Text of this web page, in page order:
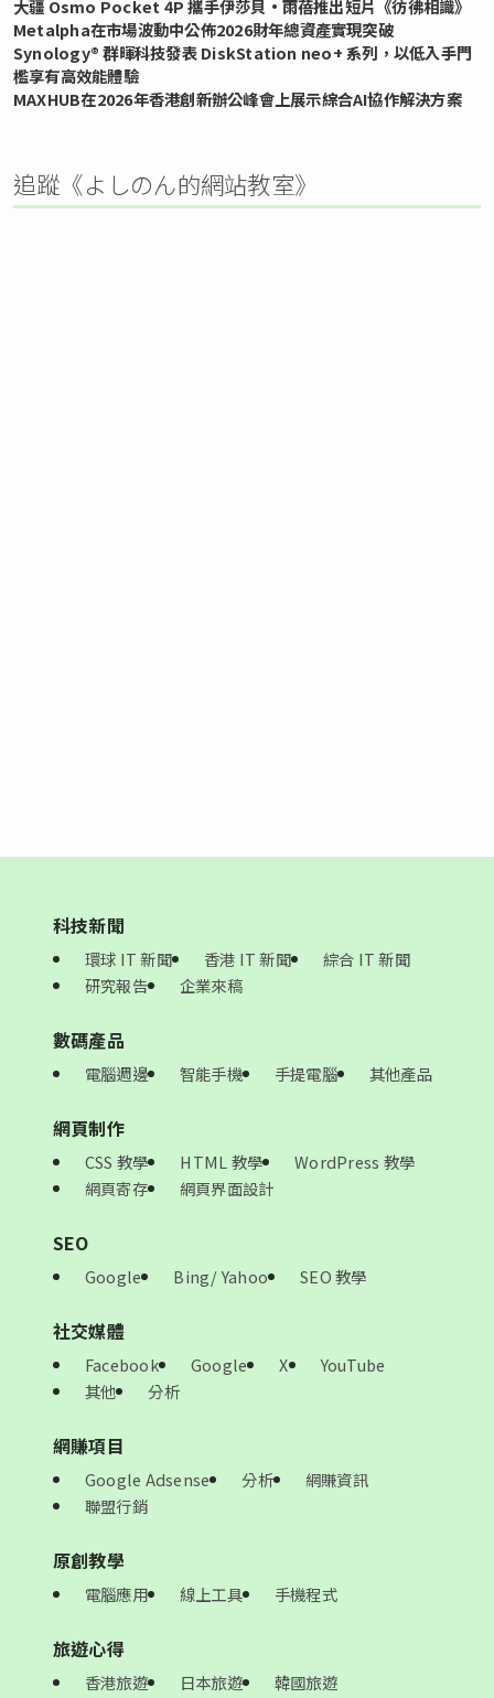
大疆 Osmo Pocket 4P 攜手伊莎貝•雨蓓推出短片《彷彿相識》
Metalpha在市場波動中公佈2026財年總資產實現突破
Synology® 群暉科技發表 DiskStation neo+ 系列，以低入手門
檻享有高效能體驗
MAXHUB在2026年香港創新辦公峰會上展示綜合AI協作解決方案
追蹤《よしのん的網站教室》
科技新聞
環球 IT 新聞 香港 IT 新聞
綜合 IT 新聞
研究報告
企業來稿
數碼產品
電腦週邊 智能手機 手提電腦 其他產品
網頁制作
CSS 教學 HTML 教學
WordPress 教學
網頁寄存
網頁界面設計
SEO
Google Bing/ Yahoo SEO 教學
社交媒體
Facebook Google X
YouTube
其他
分析
網賺項目
Google Adsense 分析
網賺資訊
聯盟行銷
原創教學
電腦應用 線上工具 手機程式
旅遊心得
香港旅遊 日本旅遊 韓國旅遊